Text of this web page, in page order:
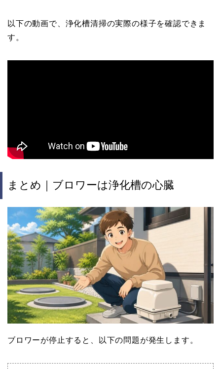
以下の動画で、浄化槽清掃の実際の様子を確認できま
す。
まとめ｜ブロワーは浄化槽の心臓
ブロワーが停止すると、以下の問題が発生します。